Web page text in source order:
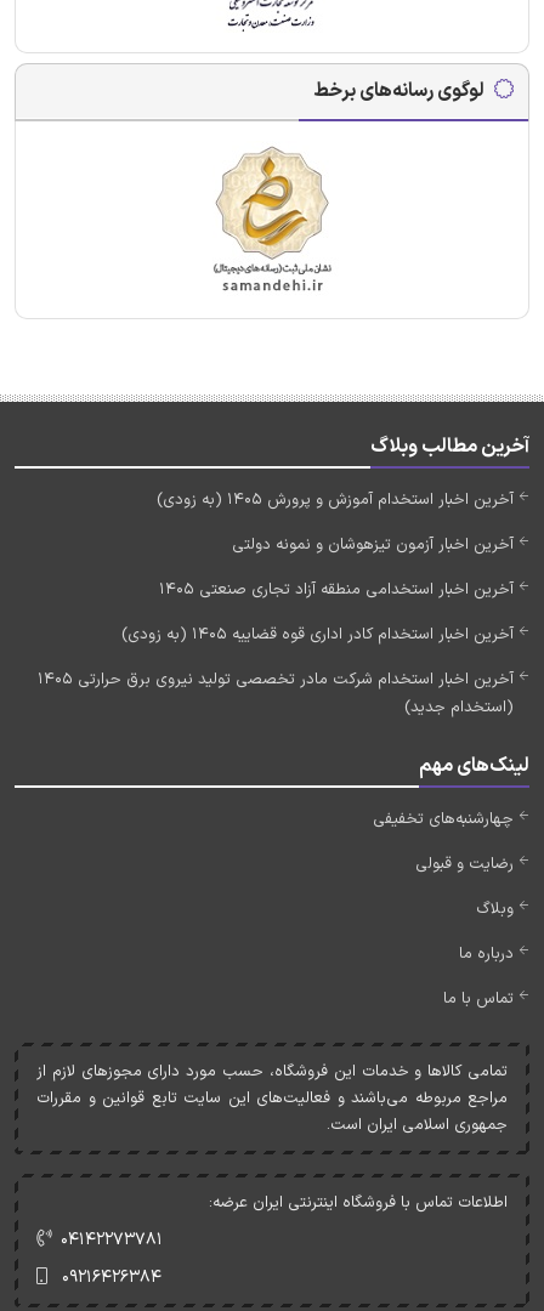
لوگوی رسانه‌های برخط
آخرین مطالب وبلاگ
آخرین اخبار استخدام آموزش و پرورش 1405 (به زودی)
آخرین اخبار آزمون تیزهوشان و نمونه دولتی
آخرین اخبار استخدامی منطقه آزاد تجاری صنعتی 1405
آخرین اخبار استخدام کادر اداری قوه قضاییه 1405 (به زودی)
آخرین اخبار استخدام شرکت مادر تخصصی تولید نیروی برق حرارتی 1405
(استخدام جدید)
لینک‌های مهم
چهارشنبه‌های تخفیفی
رضایت و قبولی
وبلاگ
درباره ما
تماس با ما
تمامی کالاها و خدمات اين فروشگاه، حسب مورد دارای مجوزهای لازم از
مراجع مربوطه می‌باشند و فعاليت‌های اين سايت تابع قوانين و مقررات
جمهوری اسلامی ايران است.
اطلاعات تماس با فروشگاه اینترنتی ایران عرضه:
۰۴۱۴۲۲۷۳۷۸۱
۰۹۲۱۶۴۲۶۳۸۴